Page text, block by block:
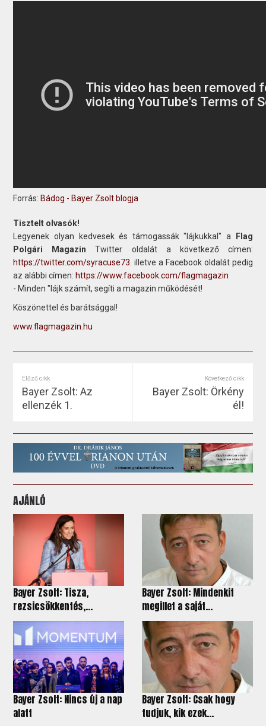
Forrás: Bádog - Bayer Zsolt blogja
Tisztelt olvasók!
Legyenek olyan kedvesek és támogassák "lájkukkal" a
Flag
Polgári Magazin Twitter oldalát a következő címen:
https://twitter.com/syracuse73 . illetve a Facebook oldalát pedig
az alábbi címen: https://www.facebook.com/flagmagazin
- Minden "lájk számít, segíti a magazin működését!
Köszönettel és barátsággal!
www.flagmagazin.hu
Előző cikk
Bayer Zsolt: Az
ellenzék 1.
Következő cikk
Bayer Zsolt: Örkény
él!
AJÁNLÓ
Bayer Zsolt: Tisza,
rezsicsökkentés,...
Bayer Zsolt: Mindenkit
megillet a saját...
Bayer Zsolt: Nincs új a nap
alatt
Bayer Zsolt: Csak hogy
tudjuk, kik ezek...